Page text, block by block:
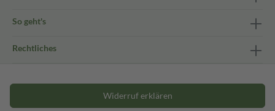
So geht's
Rechtliches
Widerruf erklären